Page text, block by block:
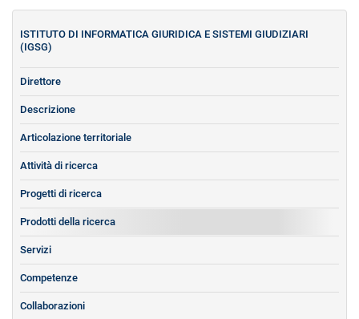
ISTITUTO DI INFORMATICA GIURIDICA E SISTEMI GIUDIZIARI
(IGSG)
Direttore
Descrizione
Articolazione territoriale
Attività di ricerca
Progetti di ricerca
Prodotti della ricerca
Servizi
Competenze
Collaborazioni